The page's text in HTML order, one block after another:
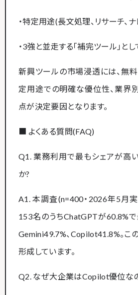
・特定用途(長文処理、リサーチ、
・3強と並走する「補完ツール」と
新興ツールの市場浸透には、無
定用途での明確な優位性、業界
点が決定要因となります。
■ よくある質問(FAQ)
Q1. 業務利用で最もシェアが高
か?
A1. 本調査(n=400・2026年5月
153名のうちChatGPTが60.8%で
Gemini49.7%、Copilot41.8%。こ
形成しています。
Q2. なぜ大企業はCopilot優位な